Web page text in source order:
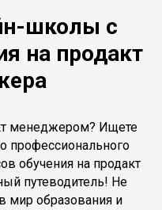
школы с
на продакт
менеджером? Ищете
профессионального
обучения на продакт
путеводитель! Не
мир образования и